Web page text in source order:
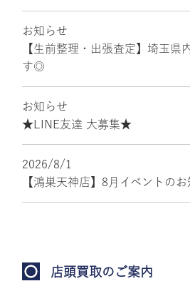
お知らせ
【生前整理・出張査定】埼玉県
す◎
お知らせ
★LINE友達 大募集★
2026/8/1
【鴻巣天神店】8月イベントの
店頭買取のご案内